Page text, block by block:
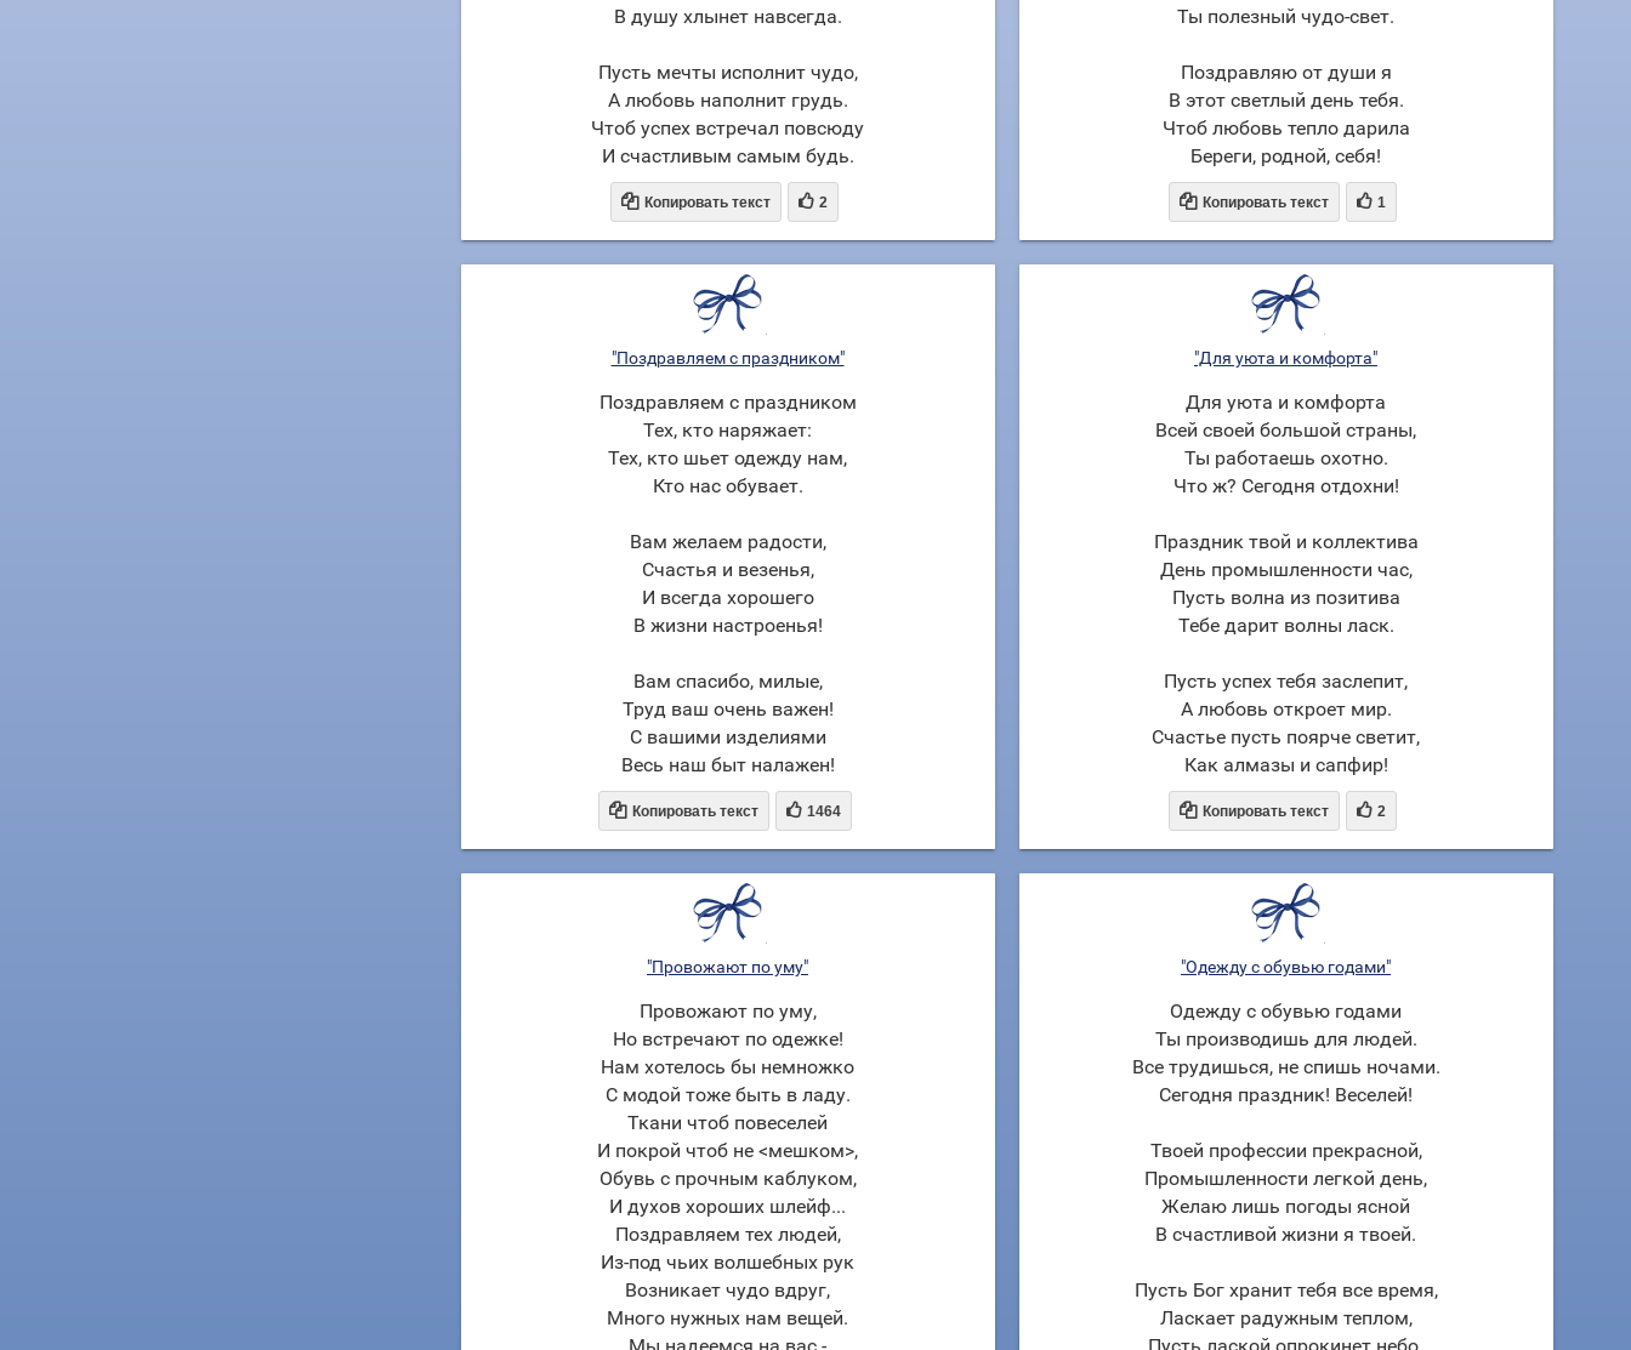
В душу хлынет навсегда.
Пусть мечты исполнит чудо,
А любовь наполнит грудь.
Чтоб успех встречал повсюду
И счастливым самым будь.
 Копировать текст  2
Ты полезный чудо-свет.
Поздравляю от души я
В этот светлый день тебя.
Чтоб любовь тепло дарила
Береги, родной, себя!
 Копировать текст  1
"Поздравляем с праздником"
Поздравляем с праздником
Тех, кто наряжает:
Тех, кто шьет одежду нам,
Кто нас обувает.
Вам желаем радости,
Счастья и везенья,
И всегда хорошего
В жизни настроенья!
Вам спасибо, милые,
Труд ваш очень важен!
С вашими изделиями
Весь наш быт налажен!
 Копировать текст  1464
"Для уюта и комфорта"
Для уюта и комфорта
Всей своей большой страны,
Ты работаешь охотно.
Что ж? Сегодня отдохни!
Праздник твой и коллектива
День промышленности час,
Пусть волна из позитива
Тебе дарит волны ласк.
Пусть успех тебя заслепит,
А любовь откроет мир.
Счастье пусть поярче светит,
Как алмазы и сапфир!
 Копировать текст  2
"Провожают по уму"
Провожают по уму,
Но встречают по одежке!
Нам хотелось бы немножко
С модой тоже быть в ладу.
Ткани чтоб повеселей
И покрой чтоб не <мешком>,
Обувь с прочным каблуком,
И духов хороших шлейф...
Поздравляем тех людей,
Из-под чьих волшебных рук
Возникает чудо вдруг,
Много нужных нам вещей.
"Одежду с обувью годами"
Одежду с обувью годами
Ты производишь для людей.
Все трудишься, не спишь ночами.
Сегодня праздник! Веселей!
Твоей профессии прекрасной,
Промышленности легкой день,
Желаю лишь погоды ясной
В счастливой жизни я твоей.
Пусть Бог хранит тебя все время,
Ласкает радужным теплом,